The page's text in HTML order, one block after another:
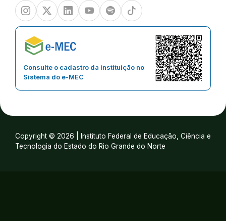
InstagramTwitter/XLinkedinYoutubeSpotify TikTok
Consulte o cadastro da instituição no
Sistema do e-MEC
Copyright © 2026 | Instituto Federal de Educação, Ciência e
Tecnologia do Estado do Rio Grande do Norte